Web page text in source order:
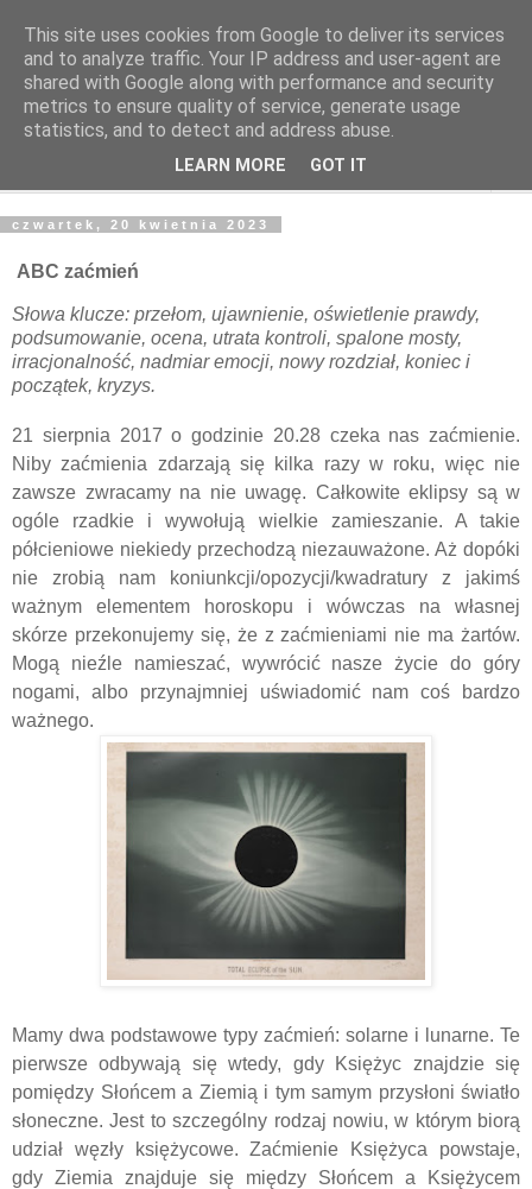
Odcienie Tarota
Tarot. Duchowość. Astrologia. Medytacja.
czwartek, 20 kwietnia 2023
ABC zaćmień
Słowa klucze: przełom, ujawnienie, oświetlenie prawdy,
podsumowanie, ocena, utrata kontroli, spalone mosty,
irracjonalność, nadmiar emocji, nowy rozdział, koniec i
początek, kryzys.
21 sierpnia 2017 o godzinie 20.28 czeka nas zaćmienie.
Niby zaćmienia zdarzają się kilka razy w roku, więc nie
zawsze zwracamy na nie uwagę. Całkowite eklipsy są w
ogóle rzadkie i wywołują wielkie zamieszanie. A takie
półcieniowe niekiedy przechodzą niezauważone. Aż dopóki
nie zrobią nam koniunkcji/opozycji/kwadratury z jakimś
ważnym elementem horoskopu i wówczas na własnej
skórze przekonujemy się, że z zaćmieniami nie ma żartów.
Mogą nieźle namieszać, wywrócić nasze życie do góry
nogami, albo przynajmniej uświadomić nam coś bardzo
ważnego.
Mamy dwa podstawowe typy zaćmień: solarne i lunarne. Te
pierwsze odbywają się wtedy, gdy Księżyc znajdzie się
pomiędzy Słońcem a Ziemią i tym samym przysłoni światło
słoneczne. Jest to szczególny rodzaj nowiu, w którym biorą
udział węzły księżycowe. Zaćmienie Księżyca powstaje,
gdy Ziemia znajduje się między Słońcem a Księżycem
This site uses cookies from Google to deliver its services
and to analyze traffic. Your IP address and user-agent are
shared with Google along with performance and security
metrics to ensure quality of service, generate usage
statistics, and to detect and address abuse.
LEARN MORE GOT IT